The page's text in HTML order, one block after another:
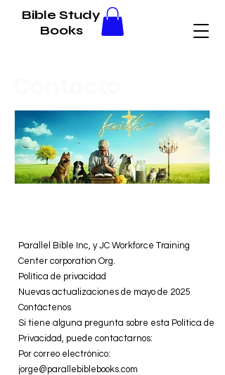
Bible Study
Books
Parallel Bible Inc, y JC Workforce Training
Center corporation Org.
Política de privacidad
Nuevas actualizaciones de mayo de 2025
Contáctenos
Si tiene alguna pregunta sobre esta Política de
Privacidad, puede contactarnos:
Por correo electrónico:
jorge@parallebiblebooks.com